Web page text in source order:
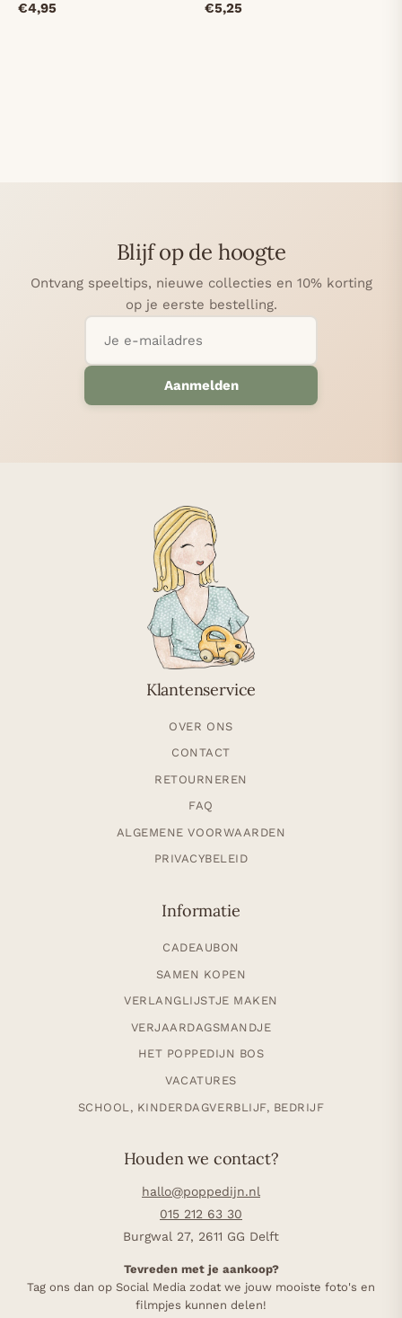
€4,95
€5,25
Blijf op de hoogte
Ontvang speeltips, nieuwe collecties en 10% korting
op je eerste bestelling.
Aanmelden
Klantenservice
OVER ONS
CONTACT
RETOURNEREN
FAQ
ALGEMENE VOORWAARDEN
PRIVACYBELEID
Informatie
CADEAUBON
SAMEN KOPEN
VERLANGLIJSTJE MAKEN
VERJAARDAGSMANDJE
HET POPPEDIJN BOS
VACATURES
SCHOOL, KINDERDAGVERBLIJF, BEDRIJF
Houden we contact?
hallo@poppedijn.nl
015 212 63 30
Burgwal 27, 2611 GG Delft
Tevreden met je aankoop?
Tag ons dan op Social Media zodat we jouw mooiste foto's en
filmpjes kunnen delen!